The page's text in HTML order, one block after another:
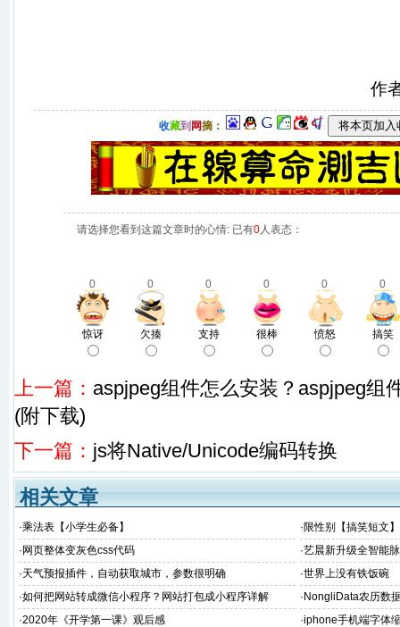
作
收藏到 网摘：
请选择您看到这篇文章时的心情: 已有0人表态：
0 0 0 0 0 0
惊讶 欠揍 支持 很棒 愤怒 搞笑
上一篇： aspjpeg组件怎么安装？aspjpeg组
(附下载)
下一篇： js将Native/Unicode编码转换
相关文章
·乘法表【小学生必备】 ·限性别【搞笑短文
· 网页整体变灰色css代码 ·艺晨新升级全智能
激活充电器 2023年
·天气预报插件，自动获取城市，参数很明确 ·世界上没有铁饭碗
·如何把网站转成微信小程序？网站打包成小程序详解 · NongliData农历数
·2020年《开学第一课》观后感 ·iphone手机端字体